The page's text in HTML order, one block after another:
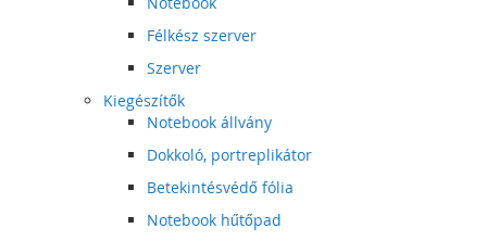
Félkész szerver
Szerver
Kiegészítők
Notebook állvány
Dokkoló, portreplikátor
Betekintésvédő fólia
Notebook hűtőpad